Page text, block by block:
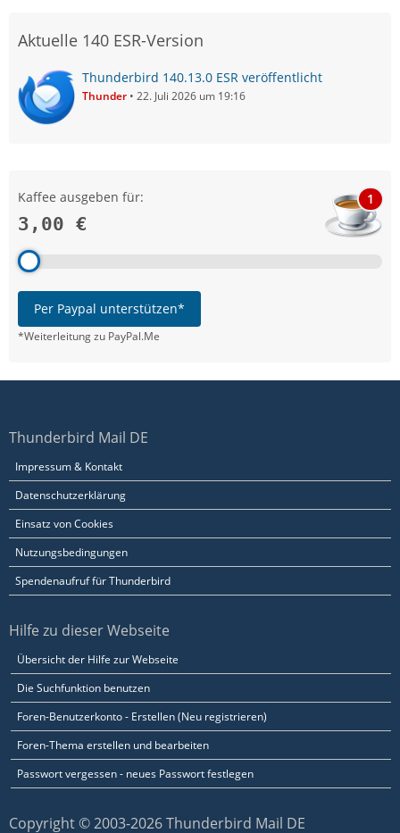
Aktuelle 140 ESR-Version
Thunderbird 140.13.0 ESR veröffentlicht
Thunder 22. Juli 2026 um 19:16
Kaffee ausgeben für:
3,00 €
1
Per Paypal unterstützen*
*Weiterleitung zu PayPal.Me
Thunderbird Mail DE
Impressum & Kontakt
Datenschutzerklärung
Einsatz von Cookies
Nutzungsbedingungen
Spendenaufruf für Thunderbird
Hilfe zu dieser Webseite
Übersicht der Hilfe zur Webseite
Die Suchfunktion benutzen
Foren-Benutzerkonto - Erstellen (Neu registrieren)
Foren-Thema erstellen und bearbeiten
Passwort vergessen - neues Passwort festlegen
Copyright © 2003-2026 Thunderbird Mail DE